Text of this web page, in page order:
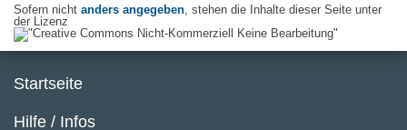
Sofern nicht anders angegeben, stehen die Inhalte dieser Seite unter
der Lizenz
Startseite
Hilfe / Infos